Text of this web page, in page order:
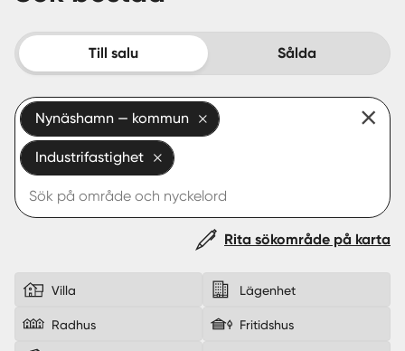
Köpa
Start
Logga in
Till salu Sålda
Nynäshamn — kommun
Industrifastighet
Rita sökområde på karta
Villa Lägenhet
Radhus Fritidshus